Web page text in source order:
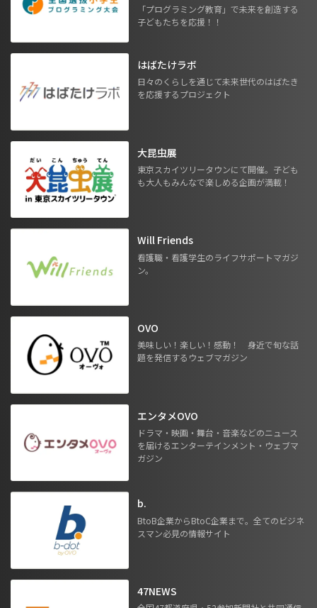
「プログラミング教育」で未来を創造する
子どもたちを応援！！
はばたけラボ
日々のくらしを通じて未来世代のはばたき
を応援するプロジェクト
大昆虫展
東京スカイツリータウンにて開催。子ども
も大人もみんなで楽しめる企画が満載！
Will Friends
看護職・看護学生のライフサポートマガジ
ン。
OVO
美味しい！楽しい！感動！ 身近で旬な話
題を発信するウェブマガジン
エンタメOVO
ドラマ・映画・舞台・音楽などのニュース
を届けるエンターテインメント・ウェブマ
ガジン
b.
BtoB企業からBtoC企業まで。全てのビジネ
スマン必見の情報サイト
47NEWS